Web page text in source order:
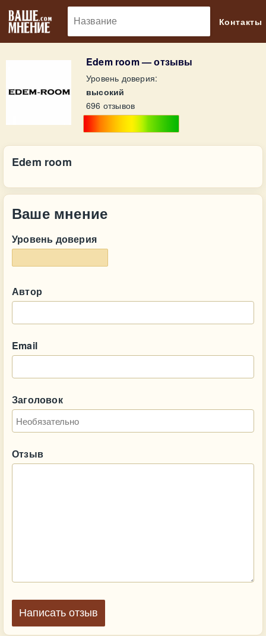
Контакты
Edem room — отзывы
Уровень доверия:
высокий
696 отзывов
Edem room
Ваше мнение
Уровень доверия
Автор
Email
Заголовок
Отзыв
Написать отзыв